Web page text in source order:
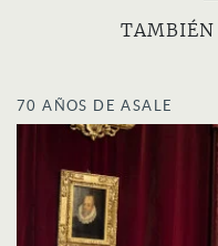
TAMBIÉN
70 AÑOS DE ASALE